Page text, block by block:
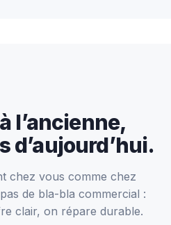
l’ancienne,
d’aujourd’hui.
chez vous comme chez
de bla-bla commercial :
clair, on répare durable.